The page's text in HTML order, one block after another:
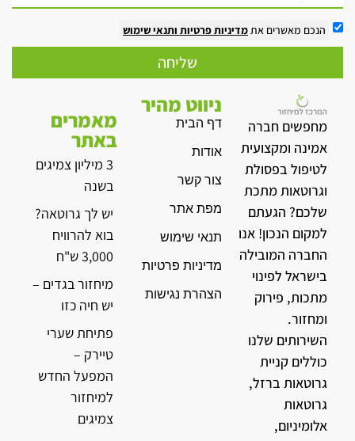
הנכם מאשרים אתמדיניות פרטיות ותנאי שימוש
שליחה
מחפשים חברה
אמינה ומקצועית
לטיפול בפסולת
וגרוטאות מתכת
שלכם? הגעתם
למקום הנכון! אנו
החברה המובילה
בישראל לפינוי
מתכות, פירוק
ומחזור.
השירותים שלנו
כוללים קניית
גרוטאות ברזל,
גרוטאות
אלומיניום,
ניווט מהיר
דף הבית
אודות
צור קשר
מפת אתר
תנאי שימוש
מדיניות פרטיות
הצהרת נגישות
מאמרים
באתר
3 מיליון צמיגים
בשנה
יש לך גרוטאה?
בוא להרוויח
3,000 ש"ח
מיחזור בגדים –
יש חיה כזו
פתיחת שערי
טיירק –
המפעל החדש
למיחזור
צמיגים